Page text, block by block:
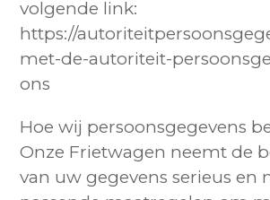
volgende link:
https://
met-de-autoriteit-
ons
Hoe wij persoonsgegevens
Onze Frietwagen neemt de
van uw gegevens serieus en